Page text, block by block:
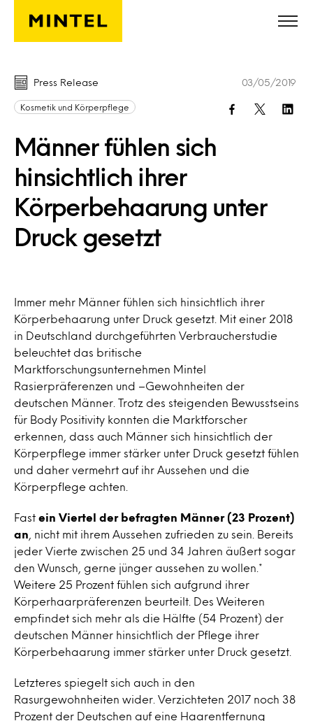
Skip to main content
Press Release
Kosmetik und Körperpflege
Männer fühlen sich
hinsichtlich ihrer
Körperbehaarung unter
Druck gesetzt
03/05/2019
Immer mehr Männer fühlen sich hinsichtlich ihrer
Körperbehaarung unter Druck gesetzt. Mit einer 2018
in Deutschland durchgeführten Verbraucherstudie
beleuchtet das britische
Marktforschungsunternehmen Mintel
Rasierpräferenzen und –Gewohnheiten der
deutschen Männer. Trotz des steigenden Bewusstseins
für Body Positivity konnten die Marktforscher
erkennen, dass auch Männer sich hinsichtlich der
Körperpflege immer stärker unter Druck gesetzt fühlen
und daher vermehrt auf ihr Aussehen und die
Körperpflege achten.
Fast ein Viertel der befragten Männer (23 Prozent)
an , nicht mit ihrem Aussehen zufrieden zu sein. Bereits
jeder Vierte zwischen 25 und 34 Jahren äußert sogar
den Wunsch, gerne jünger aussehen zu wollen.*
Weitere 25 Prozent fühlen sich aufgrund ihrer
Körperhaarpräferenzen beurteilt. Des Weiteren
empfindet sich mehr als die Hälfte (54 Prozent) der
deutschen Männer hinsichtlich der Pflege ihrer
Körperbehaarung immer stärker unter Druck gesetzt.
Letzteres spiegelt sich auch in den
Rasurgewohnheiten wider. Verzichteten 2017 noch 38
Prozent der Deutschen auf eine Haarentfernung